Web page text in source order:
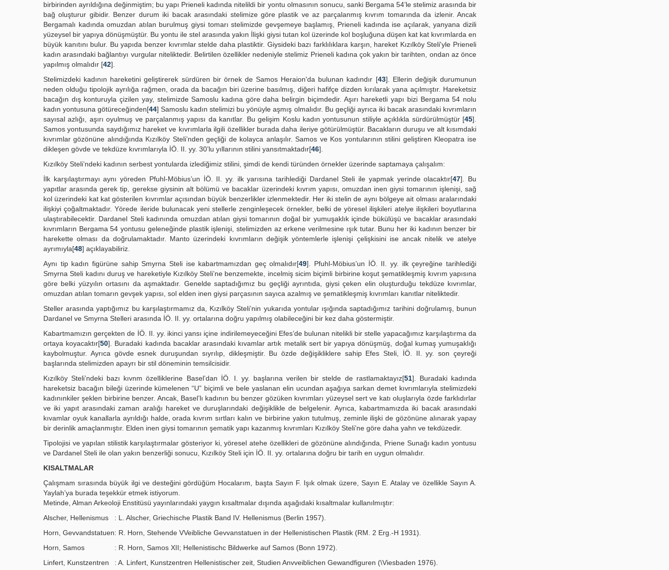
birbirinden ayrıldığına değinmiştim; bu yapı Prieneli kadında nitelildi bir yontu olmasının sonucu, sanki Bergama 54’le stelimiz arasında bir
bağ oluşturur gibidir. Benzer durum iki bacak arasındaki stelimize göre plastik ve az parçalanmış kıvrım tomarında da izlenir. Ancak
Bergamalı kadında omuzdan atılan burulmuş giysi tomarı stelimizde gevşemeye başlamış, Prieneli kadında ise açılarak, yanyana dizili
yüzeysel bir yapıya dönüşmüştür. Bu yontu ile stel arasında yakın İlişki giysi tutan kol üzerinde kol boşluğuna düşen kat kat kıvrımlarda en
büyük kanıtını bulur. Bu yapıda benzer kıvrımlar stelde daha plastiktir. Giysideki bazı farklılıklara karşın, hareket Kızılköy Steli'yle Prieneli
kadın arasındaki bağlantıyı vurgular niteliktedir. Belirtilen özellikler nedeniyle stelimiz Prieneli kadına çok yakın bir tarihten, ondan az önce
yapılmış olmalıdır [42].
Stelimizdeki kadının hareketini geliştirerek sürdüren bir örnek de Samos Heraion'da bulunan kadındır [43]. Ellerin değişik durumunun
neden olduğu tipolojik ayrılığa rağmen, orada da bacağın biri üzerine basılmış, diğeri hafifçe dizden kırılarak yana açılmıştır. Hareketsiz
bacağın dış konturuyla çizilen yay, stelimizde Samoslu kadına göre daha belirgin biçimdedir. Aşırı hareketli yapı bizi Bergama 54 nolu
kadın yontusuna götüreceğinden[44] Samoslu kadın stelimizi bu yönüyle aşmış olmalıdır. Bu geçliği ayrıca iki bacak arasındaki kıvrımların
sayısal azlığı, aşırı oyulmuş ve parçalanmış yapısı da kanıtlar. Bu gelişim Koslu kadın yontusunun stiliyle açıklıkla sürdürülmüştür [45].
Samos yontusunda saydığımız hareket ve kıvrımlarla ilgili özellikler burada daha ileriye götürülmüştür. Bacakların duruşu ve alt kısımdaki
kıvrımlar gözönüne alındığında Kızılköy Steli’nden geçliği de kolayca anlaşılır. Samos ve Kos yontularının stilini geliştiren Kleopatra ise
dikleşen gövde ve tekdüze kıvrımlarıyla İÖ. II. yy. 30’lu yıllarının stilini yansıtmaktadır[46].
Kızılköy Steli’ndeki kadının serbest yontularda izlediğimiz stilini, şimdi de kendi türünden örnekler üzerinde saptamaya çalışalım:
İlk karşılaştırmayı aynı yöreden Pfuhl-Möbius’un İÖ. II. yy. ilk yarısına tarihlediği Dardanel Steli ile yapmak yerinde olacaktır[47]. Bu
yapıtlar arasında gerek tip, gerekse giysinin alt bölümü ve bacaklar üzerindeki kıvrım yapısı, omuzdan inen giysi tomarının işlenişi, sağ
kol üzerindeki kat kat gösterilen kıvrımlar açısından büyük benzerlikler izlenmektedir. Her iki stelin de aynı bölgeye ait olması aralarındaki
ilişkiyi çoğaltmaktadır. Yörede ileride bulunacak yeni stellerle zenginleşecek örnekler, belki de yöresel ilişkileri atelye ilişkileri boyutlarına
ulaştırabilecektir. Dardanel Steli kadınında omuzdan atılan giysi tomarının doğal bir yumuşaklık içinde bükülüşü ve bacaklar arasındaki
kıvrımların Bergama 54 yontusu geleneğinde plastik işlenişi, stelimizden az erkene verilmesine ışık tutar. Bunu her iki kadının benzer bir
harekette olması da doğrulamaktadır. Manto üzerindeki kıvrımların değişik yöntemlerle işlenişi çelişkisini ise ancak nitelik ve atelye
ayrımıyla[48] açıklayabiliriz.
Aynı tip kadın figürüne sahip Smyrna Steli ise kabartmamızdan geç olmalıdır[49]. Pfuhl-Möbius’un İÖ. II. yy. ilk çeyreğine tarihlediği
Smyrna Steli kadını duruş ve hareketiyle Kızılköy Steli’ne benzemekte, incelmiş sicim biçimli birbirine koşut şematikleşmiş kıvrım yapısına
göre belki yüzyılın ortasını da aşmaktadır. Genelde saptadığımız bu geçliği ayrıntıda, giysi çeken elin oluşturduğu tekdüze kıvrımlar,
omuzdan atılan tomarın gevşek yapısı, sol elden inen giysi parçasının sayıca azalmış ve şematikleşmiş kıvrımları kanıtlar niteliktedir.
Steller arasında yaptığımız bu karşılaştırmamız da, Kızılköy Steli’nin yukarıda yontular ışığında saptadığımız tarihini doğrulamış, bunun
Dardanel ve Smyrna Stelleri arasında İÖ. II. yy. ortalarına doğru yapılmış olabileceğini bir kez daha göstermiştir.
Kabartmamızın gerçekten de İÖ. II. yy. ikinci yansı içine indirilemeyeceğini Efes’de bulunan nitelikli bir stelle yapacağımız karşılaştırma da
ortaya koyacaktır[50]. Buradaki kadında bacaklar arasındaki kıvamlar artık metalik sert bir yapıya dönüşmüş, doğal kumaş yumuşaklığı
kaybolmuştur. Ayrıca gövde esnek duruşundan sıyrılıp, dikleşmiştir. Bu özde değişikliklere sahip Efes Steli, İÖ. II. yy. son çeyreği
başlarında stelimizden apayrı bir stil döneminin temsilcisidir.
Kızılköy Steli’ndeki bazı kıvnm özelliklerine Basel’dan İÖ. I. yy. başlarına verilen bir stelde de rastlamaktayız[51]. Buradaki kadında
hareketsiz bacağın bileği üzerinde kümelenen “U” biçimli ve bele yaslanan elin ucundan aşağıya sarkan demet kıvrımlarıyla stelimizdeki
kadınınkiler şeklen birbirine benzer. Ancak, Basel’lı kadının bu benzer gözüken kıvrımları yüzeysel sert ve katı oluşlarıyla özde farklıdırlar
ve iki yapıt arasındaki zaman aralığı hareket ve duruşlarındaki değişiklikle de belgelenir. Ayrıca, kabartmamızda iki bacak arasındaki
kıvamlar oyuk kanallarla ayrıldığı halde, orada kıvrım sırtları kalın ve birbirine yakın tutulmuş, zeminle ilişki de gözönüne alınarak yapay
bir derinlik amaçlanmıştır. Elden inen giysi tomarının şematik yapı kazanmış kıvrımları Kızılköy Steli’ne göre daha yahn ve tekdüzedir.
Tipolojisi ve yapılan stilistik karşılaştırmalar gösteriyor ki, yöresel atehe özellikleri de gözönüne alındığında, Priene Sunağı kadın yontusu
ve Dardanel Steli ile olan yakın benzerliği sonucu, Kızılköy Steli için İÖ. II. yy. ortalarına doğru bir tarih en uygun olmalıdır.
KISALTMALAR
Çalışmam sırasında büyük ilgi ve desteğini gördüğüm Hocalarım, başta Sayın F. Işık olmak üzere, Sayın E. Atalay ve özellikle Sayın A.
Yaylah’ya burada teşekkür etmek istiyorum.
Metinde, Alman Arkeoloji Enstitüsü yayınlarındaki yaygın kısaltmalar dışında aşağıdaki kısaltmalar kullanılmıştır:
Alscher, Hellenismus
: L. Alscher, Griechische Plastik Band IV. Hellenismus (Berlin 1957).
Horn, Gevvandstatuen: R. Horn, Stehende VVeibliche Gevvanstatuen in der Hellenistischen Plastik (RM. 2 Erg.-H 1931).
Horn, Samos
: R. Horn, Samos XII; Hellenistischc Bildwerke auf Samos (Bonn 1972).
Linfert, Kunstzentren
: A. Linfert, Kunstzentren Hellenistischer zeit, Studien Anvveiblichen Gewandfiguren (\Viesbaden 1976).